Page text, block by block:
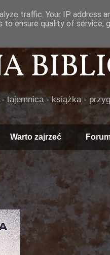
- książka -
Warto zajrzeć
traffic. Your IP address
ensure quality of service,